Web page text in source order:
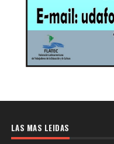
LAS MAS LEIDAS